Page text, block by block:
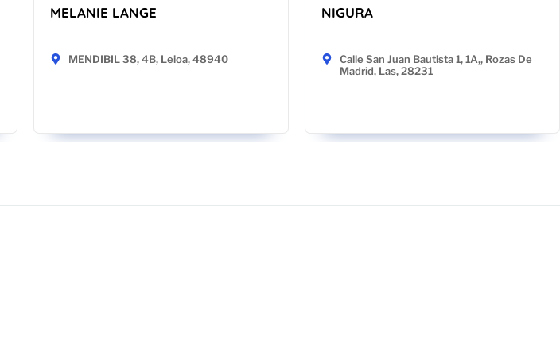
MELANIE LANGE
MENDIBIL 38, 4B, Leioa, 48940
NIGURA
Calle San Juan Bautista 1, 1A,, Rozas De
Madrid, Las, 28231